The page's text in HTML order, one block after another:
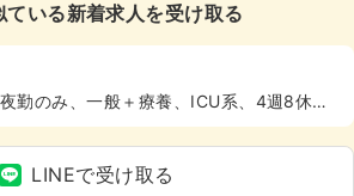
ている新着求人を受け取る
勤のみ、一般＋療養、ICU系、4週8休以
LINEで受け取る